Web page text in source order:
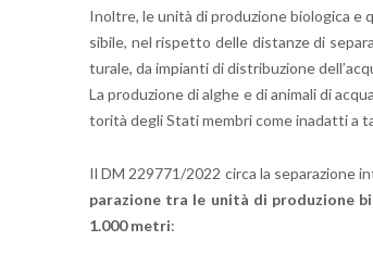
Inol­tre, le unità di pro­du­zio­ne bio­lo­g­i­ca e
si­bi­le, nel ri­spet­to delle di­stan­ze di
tu­ra­le, da im­pian­ti di di­stri­bu­zio­ne
La pro­du­zio­ne di alghe e di ani­ma­li di
to­ri­tà degli Stati mem­bri come ina­dat­ti a
Il DM 229771/2022 circa la se­pa­ra­zio­ne
pa­ra­zio­ne tra le unità di pro­du­zio­ne
1.000 metri: